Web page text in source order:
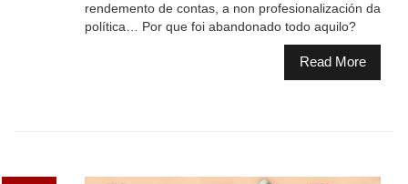
rendemento de contas, a non profesionalización da
política… Por que foi abandonado todo aquilo?
Read More